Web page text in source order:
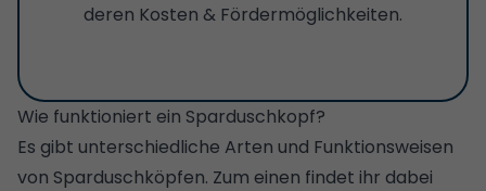
deren Kosten & Fördermöglichkeiten.
Wie funktioniert ein Sparduschkopf?
Es gibt unterschiedliche Arten und Funktionsweisen
von Sparduschköpfen. Zum einen findet ihr dabei